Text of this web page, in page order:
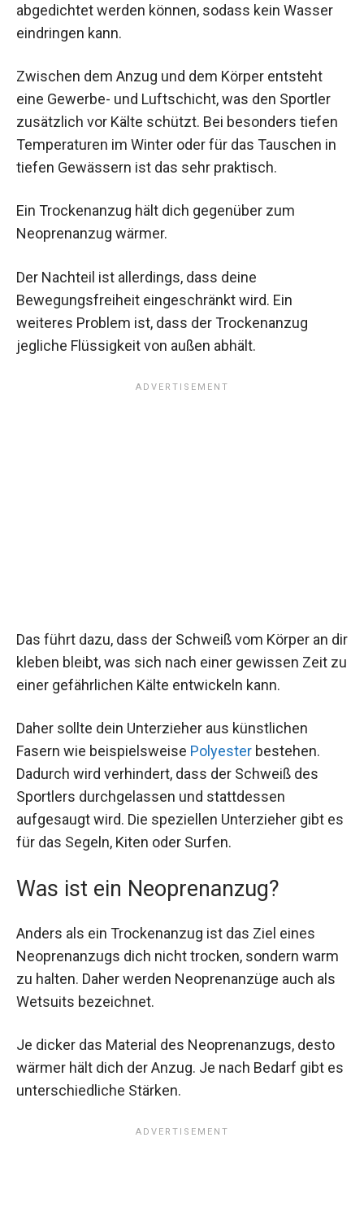
abgedichtet werden können, sodass kein Wasser
eindringen kann.
Zwischen dem Anzug und dem Körper entsteht
eine Gewerbe- und Luftschicht, was den Sportler
zusätzlich vor Kälte schützt. Bei besonders tiefen
Temperaturen im Winter oder für das Tauschen in
tiefen Gewässern ist das sehr praktisch.
Ein Trockenanzug hält dich gegenüber zum
Neoprenanzug wärmer.
Der Nachteil ist allerdings, dass deine
Bewegungsfreiheit eingeschränkt wird. Ein
weiteres Problem ist, dass der Trockenanzug
jegliche Flüssigkeit von außen abhält.
Das führt dazu, dass der Schweiß vom Körper an dir
kleben bleibt, was sich nach einer gewissen Zeit zu
einer gefährlichen Kälte entwickeln kann.
Daher sollte dein Unterzieher aus künstlichen
Fasern wie beispielsweise Polyester bestehen.
Dadurch wird verhindert, dass der Schweiß des
Sportlers durchgelassen und stattdessen
aufgesaugt wird. Die speziellen Unterzieher gibt es
für das Segeln, Kiten oder Surfen.
Was ist ein Neoprenanzug?
Anders als ein Trockenanzug ist das Ziel eines
Neoprenanzugs dich nicht trocken, sondern warm
zu halten. Daher werden Neoprenanzüge auch als
Wetsuits bezeichnet.
Je dicker das Material des Neoprenanzugs, desto
wärmer hält dich der Anzug. Je nach Bedarf gibt es
unterschiedliche Stärken.